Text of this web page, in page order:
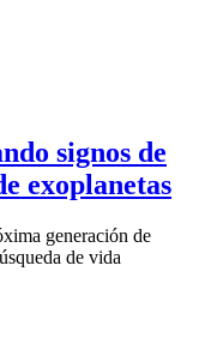
signos de
exoplanetas
generación de
de vida